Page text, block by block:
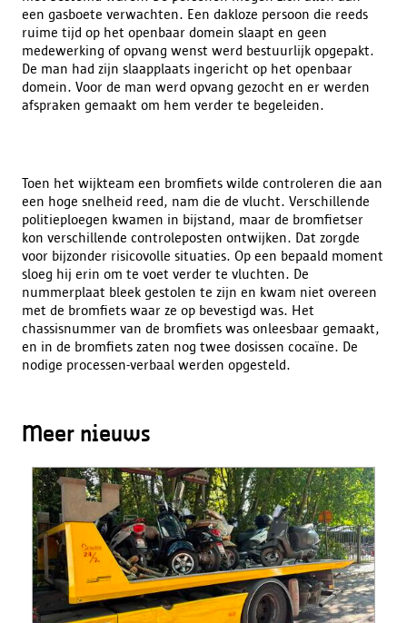
een gasboete verwachten. Een dakloze persoon die reeds
ruime tijd op het openbaar domein slaapt en geen
medewerking of opvang wenst werd bestuurlijk opgepakt.
De man had zijn slaapplaats ingericht op het openbaar
domein. Voor de man werd opvang gezocht en er werden
afspraken gemaakt om hem verder te begeleiden.
Toen het wijkteam een bromfiets wilde controleren die aan
een hoge snelheid reed, nam die de vlucht. Verschillende
politieploegen kwamen in bijstand, maar de bromfietser
kon verschillende controleposten ontwijken. Dat zorgde
voor bijzonder risicovolle situaties. Op een bepaald moment
sloeg hij erin om te voet verder te vluchten. De
nummerplaat bleek gestolen te zijn en kwam niet overeen
met de bromfiets waar ze op bevestigd was. Het
chassisnummer van de bromfiets was onleesbaar gemaakt,
en in de bromfiets zaten nog twee dosissen cocaïne. De
nodige processen-verbaal werden opgesteld.
Meer nieuws